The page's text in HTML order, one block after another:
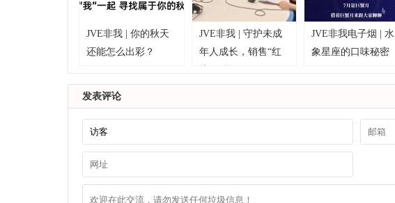
JVE非我 | 你的秋天
还能怎么出彩？
JVE非我 | 守护未成
年人成长，销售“红
JVE非我电子烟 | 水
象星座的口味秘密
发表评论